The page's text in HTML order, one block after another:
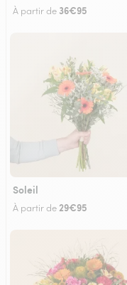
À partir de 36€95
Soleil
À partir de 29€95